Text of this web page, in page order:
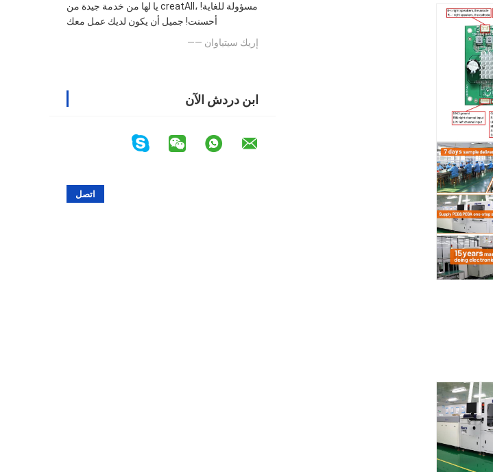
يا لها من خدمة جيدة من creatAll، مسؤولة للغاية!
أحسنت! جميل أن يكون لديك عمل معك
—— إريك سيتياوان
ابن دردش الآن